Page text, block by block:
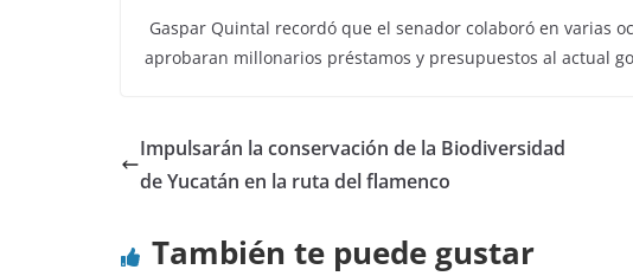
Gaspar Quintal recordó que el senador colaboró en varias
aprobaran millonarios préstamos y presupuestos al actual
Impulsarán la conservación de la Biodiversidad
de Yucatán en la ruta del flamenco
También te puede gustar